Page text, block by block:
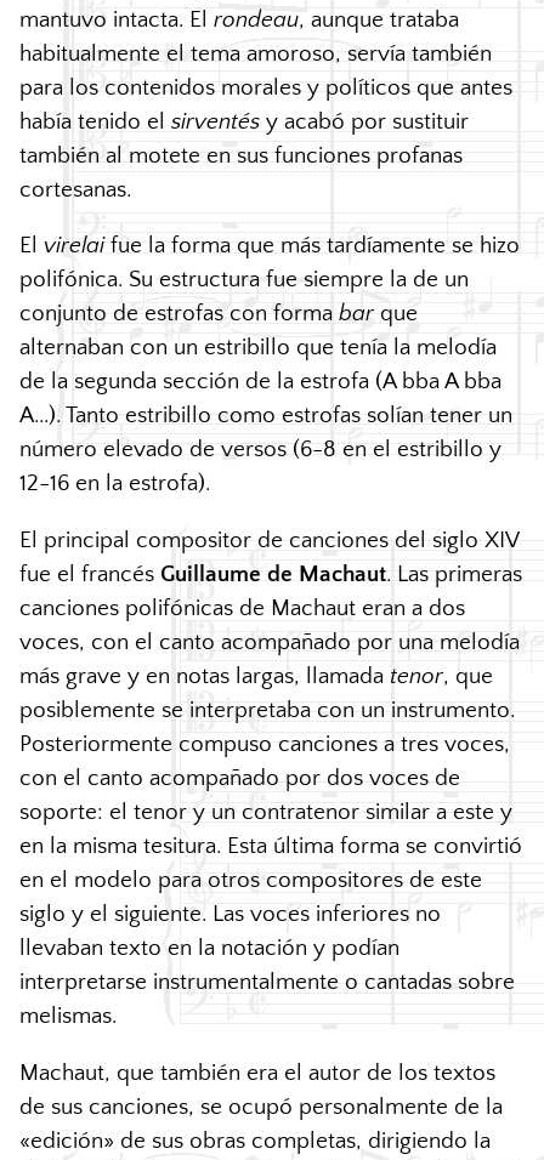
mantuvo intacta. El rondeau, aunque trataba
habitualmente el tema amoroso, servía también
para los contenidos morales y políticos que antes
había tenido el sirventés y acabó por sustituir
también al motete en sus funciones profanas
cortesanas.
El virelaifue la forma que más tardíamente se hizo
polifónica. Su estructura fue siempre la de un
conjunto de estrofas con forma barque
alternaban con un estribillo que tenía la melodía
de la segunda sección de la estrofa (A bba A bba
A...). Tanto estribillo como estrofas solían tener un
número elevado de versos (6-8 en el estribillo y
12-16 en la estrofa).
El principal compositor de canciones del siglo XIV
fue el francés Guillaume de Machaut. Las primeras
canciones polifónicas de Machaut eran a dos
voces, con el canto acompañado por una melodía
más grave y en notas largas, llamada tenor, que
posiblemente se interpretaba con un instrumento.
Posteriormente compuso canciones a tres voces,
con el canto acompañado por dos voces de
soporte: el tenor y un contratenor similar a este y
en la misma tesitura. Esta última forma se convirtió
en el modelo para otros compositores de este
siglo y el siguiente. Las voces inferiores no
llevaban texto en la notación y podían
interpretarse instrumentalmente o cantadas sobre
melismas.
Machaut, que también era el autor de los textos
de sus canciones, se ocupó personalmente de la
«edición» de sus obras completas, dirigiendo la